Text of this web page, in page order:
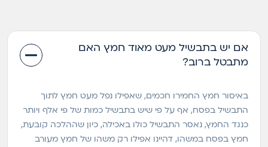
אם יש בתבשיל מעט מאוד חמץ האם
מתבטל ברוב?
באיסור חמץ החמירו חכמים, שאפילו נפל מעט חמץ לתוך
התבשיל בפסח, אף על פי שיש בתבשיל כמות של פי אלף ויותר
כנגד החמץ, נאסר התבשיל כולו באכילה, כיון שההלכה קובעת,
חמץ בפסח במשהו, דהיינו אפילו רק משהו של חמץ מעורב